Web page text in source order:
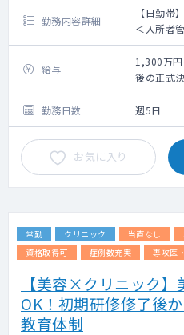
勤務内容詳細
【日勤帯】
＜入所者
→勤務内
書類作成
→ベッド数
→看取り
生時は翌朝
【夜間・
＜オンコ
→出動頻
→電話件
給与
1,300万
後の正式決
勤務日数 週5日
お気に入り
常勤 クリニック 当直なし
資格取得可
症例数充実 専攻医
【美容×クリニック
OK！初期研修修了後
教育体制